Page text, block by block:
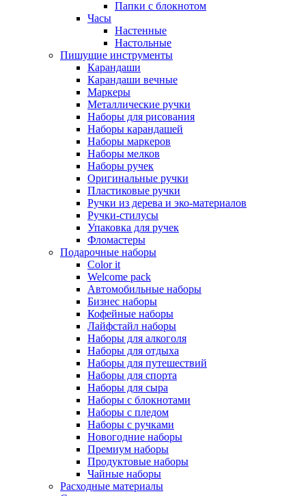
Папки с блокнотом
Часы
Настенные
Настольные
Пишущие инструменты
Карандаши
Карандаши вечные
Маркеры
Металлические ручки
Наборы для рисования
Наборы карандашей
Наборы маркеров
Наборы мелков
Наборы ручек
Оригинальные ручки
Пластиковые ручки
Ручки из дерева и эко-материалов
Ручки-стилусы
Упаковка для ручек
Фломастеры
Подарочные наборы
Color it
Welcome pack
Автомобильные наборы
Бизнес наборы
Кофейные наборы
Лайфстайл наборы
Наборы для алкоголя
Наборы для отдыха
Наборы для путешествий
Наборы для спорта
Наборы для сыра
Наборы с блокнотами
Наборы с пледом
Наборы с ручками
Новогодние наборы
Премиум наборы
Продуктовые наборы
Чайные наборы
Расходные материалы